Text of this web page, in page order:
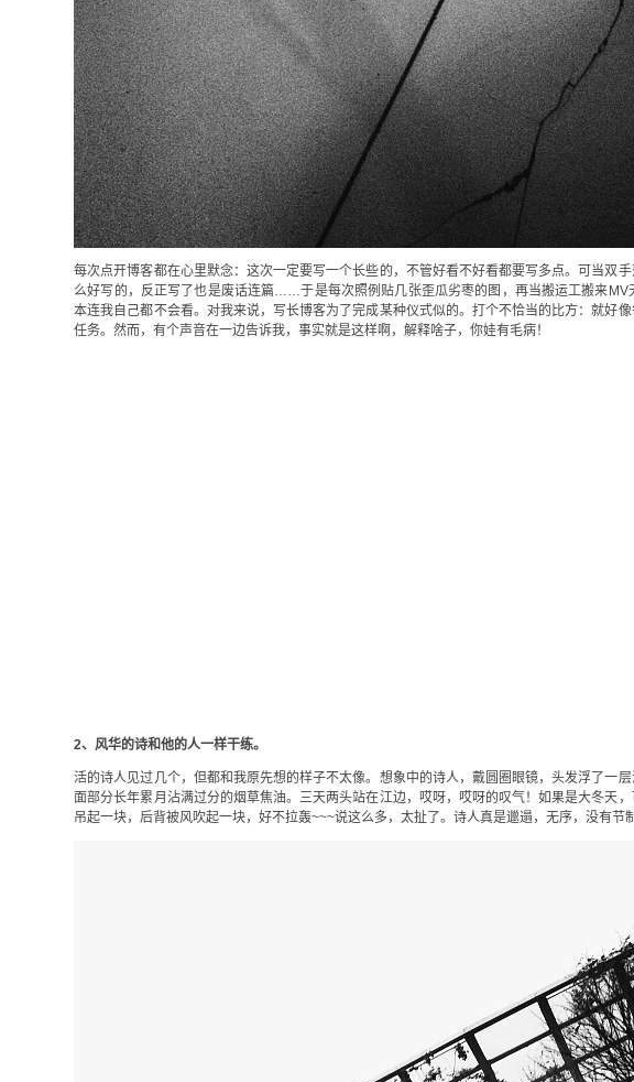
每次点开博客都在心里默念：这次一定要写一个长些的，不管好看不好看都要写多点。可当双
么好写的，反正写了也是废话连篇……于是每次照例贴几张歪瓜劣枣的图，再当搬运工搬来
本连我自己都不会看。对我来说，写长博客为了完成某种仪式似的。打个不恰当的比方：就好
任务。然而，有个声音在一边告诉我，事实就是这样啊，解释啥子，你娃有毛病！
2、风华的诗和他的人一样干练。
活的诗人见过几个，但都和我原先想的样子不太像。想象中的诗人，戴圆圈眼镜，头发浮了一
面部分长年累月沾满过分的烟草焦油。三天两头站在江边，哎呀，哎呀的叹气！如果是大冬天
吊起一块，后背被风吹起一块，好不拉轰~~~说这么多，太扯了。诗人真是邋遢，无序，没有节